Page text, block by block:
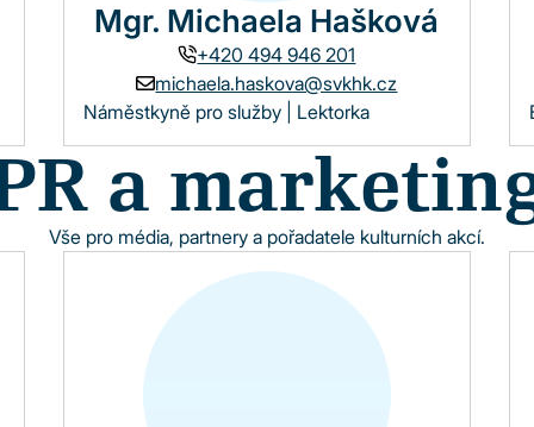
Mgr. Michaela Hašková
+420 494 946 201
michaela.haskova@svkhk.cz
Náměstkyně pro služby | Lektorka
a
Vše pro média, partnery a pořadatele kulturních akcí.